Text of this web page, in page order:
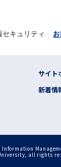
セキュリティ
ク
サイト
新着情
all rights